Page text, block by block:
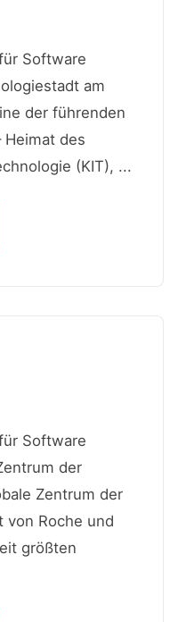
Software
am
der führenden
Heimat des
(KIT), ...
Software
der
Zentrum der
von Roche und
größten